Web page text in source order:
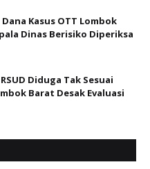
Kasus OTT Lombok
Dinas Berisiko Diperiksa
Diduga Tak Sesuai
Barat Desak Evaluasi